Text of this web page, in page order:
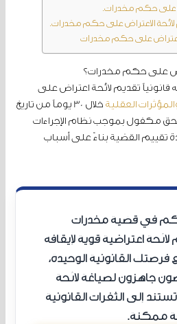
على حكم مخدرات.
الاعتراض على حكم مخدرات.
اعتراض على حكم مخدرات
على حكم مخدرات؟
تقديم لائحة اعتراض على
العقلية
خلال 30 يوماً من تاريخ
مكفول بموجب نظام الإجراءات
تقييم القضية بناءً على أسباب
في قضية مخدرات
اعتراضية قوية لإيقافه
فرصتك القانونية الوحيدة،
جاهزون لصياغة لائحة
إلى الثغرات القانونية
ممكنة.